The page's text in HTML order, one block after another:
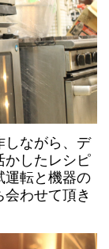
しながら、デ
かしたレシピ
運転と機器の
わせて頂き